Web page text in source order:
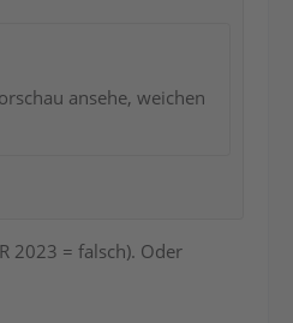
ansehe, weichen
2023 = falsch). Oder